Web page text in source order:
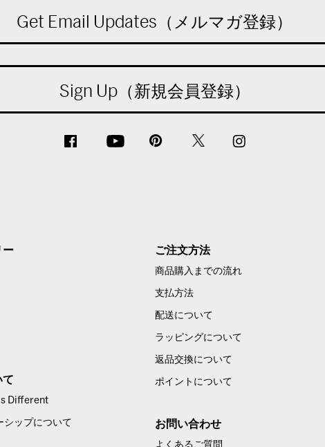
Get Email Updates（メルマガ登録）
Sign Up（新規会員登録）
ー
て
Different
シップについて
ご注文方法
商品購入までの流れ
支払方法
配送について
ラッピングについて
返品交換について
ポイントについて
お問い合わせ
よくあるご質問